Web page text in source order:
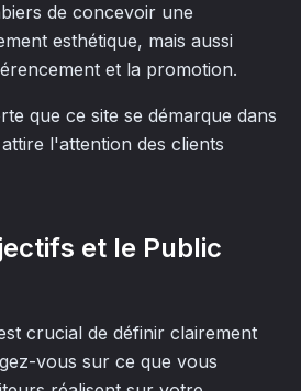
de concevoir une
esthétique, mais aussi
et la promotion.
que ce site se démarque dans
l'attention des clients
et le Public
crucial de définir clairement
vous sur ce que vous